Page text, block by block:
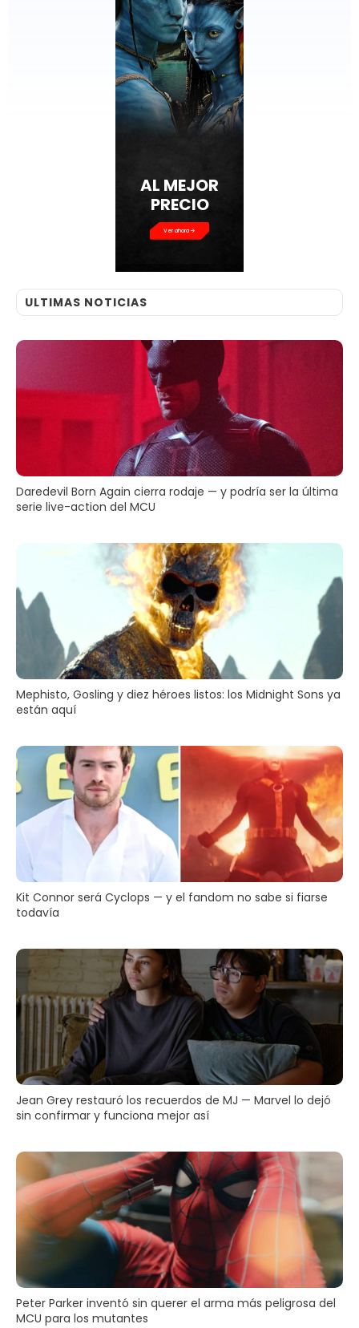
AL MEJOR
PRECIO
Ver ahora
ULTIMAS NOTICIAS
Daredevil Born Again cierra rodaje — y podría ser la última
serie live-action del MCU
Mephisto, Gosling y diez héroes listos: los Midnight Sons ya
están aquí
Kit Connor será Cyclops — y el fandom no sabe si fiarse
todavía
Jean Grey restauró los recuerdos de MJ — Marvel lo dejó
sin confirmar y funciona mejor así
Peter Parker inventó sin querer el arma más peligrosa del
MCU para los mutantes